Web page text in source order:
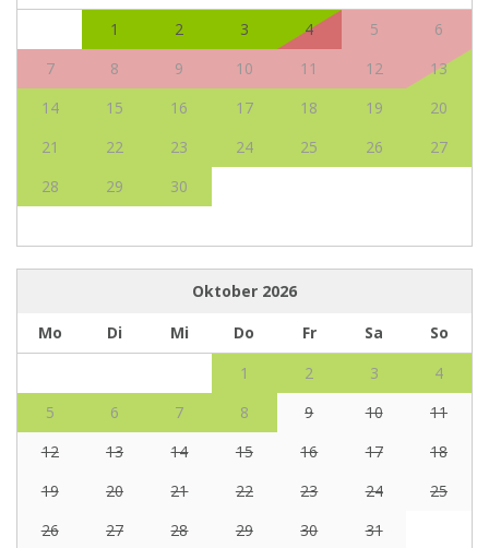
1
2 3 4 5
6
7
8 9 10 11 12
13
14
15 16 17 18 19
20
21
22 23 24 25 26
27
28
29 30
Oktober 2026
Mo
Di Mi Do Fr Sa
So
1
2 3
4
5
6 7 8 9 10
11
12
13 14 15 16 17
18
19
20 21 22 23 24
25
26
27 28 29 30 31